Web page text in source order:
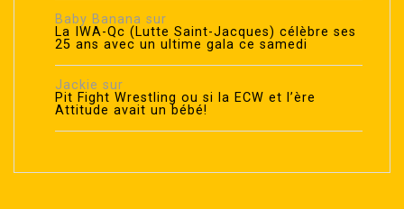
Baby Banana sur
La IWA-Qc (Lutte Saint-Jacques) célèbre ses
25 ans avec un ultime gala ce samedi
Jackie sur
Pit Fight Wrestling ou si la ECW et l’ère
Attitude avait un bébé!